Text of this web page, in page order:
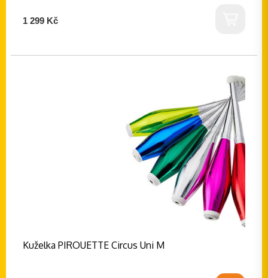
1 299 Kč
Kuželka PIROUETTE Circus Uni M